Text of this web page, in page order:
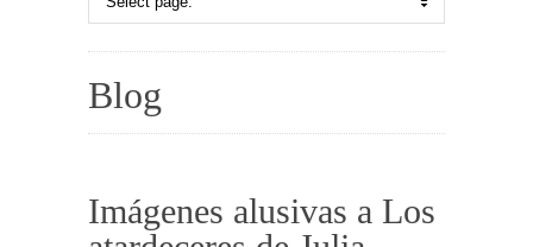
Blog
Imágenes alusivas a Los